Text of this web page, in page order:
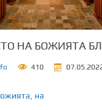
НА БОЖИЯТА
410
, на